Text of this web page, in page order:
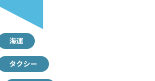
海運
タクシー